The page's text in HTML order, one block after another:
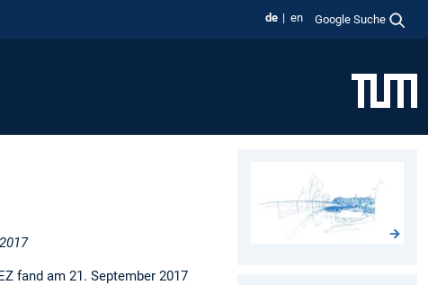
de en Google Suche
fand am 21. September 2017